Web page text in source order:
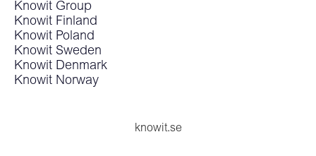
Knowit Group
Knowit Finland
Knowit Poland
Knowit Sweden
Knowit Denmark
Knowit Norway
knowit.se